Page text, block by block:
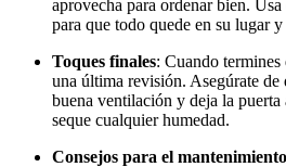
aprovecha para ordenar bien. Usa
para que todo quede en su lugar
Toques finales: Cuando
una última revisión. Asegúrate de
buena ventilación y deja la puerta
seque cualquier humedad.
Consejos para el mantenimiento